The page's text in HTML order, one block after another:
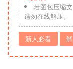
若图包压缩
请勿在线解压。
新人必看